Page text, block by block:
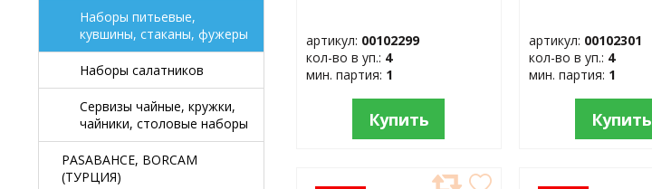
Наборы питьевые,
кувшины, стаканы, фужеры
Наборы салатников
Сервизы чайные, кружки,
чайники, столовые наборы
PASABAHCE, BORCAM
(ТУРЦИЯ)
артикул: 00102299
кол-во в уп.: 4
мин. партия: 1
Купить
артикул: 00102301
кол-во в уп.: 4
мин. партия: 1
Купить